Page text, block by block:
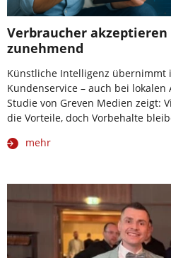
Verbraucher
zunehmend
Künstliche Intelligenz übernimmt
Kundenservice – auch bei
Studie von Greven Medien zeigt:
die Vorteile, doch Vorbehalte
mehr